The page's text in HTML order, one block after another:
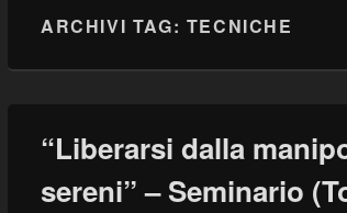
ARCHIVI TAG: TECNICHE
“Liberarsi dalla
sereni” – Seminario